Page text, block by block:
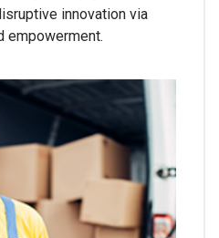
innovation via
empowerment.